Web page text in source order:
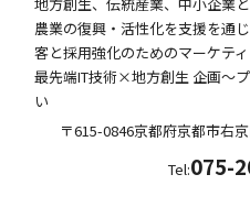
農業の復興・活性化を支援を通
客と採用強化のためのマーケテ
最先端IT技術×地方創生 企画～
い
〒615-0846京都府京都市右
Tel:075-